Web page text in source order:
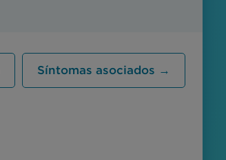
Síntomas asociados →